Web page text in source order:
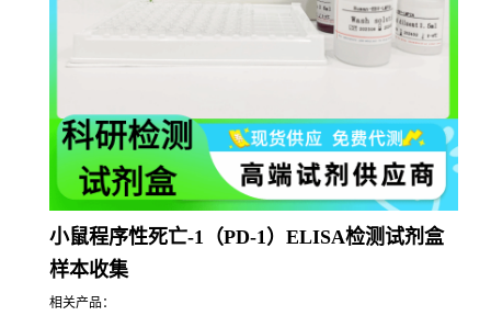
小鼠程序性死亡-1（PD-1）ELISA检测试剂盒
样本收集
相关产品：